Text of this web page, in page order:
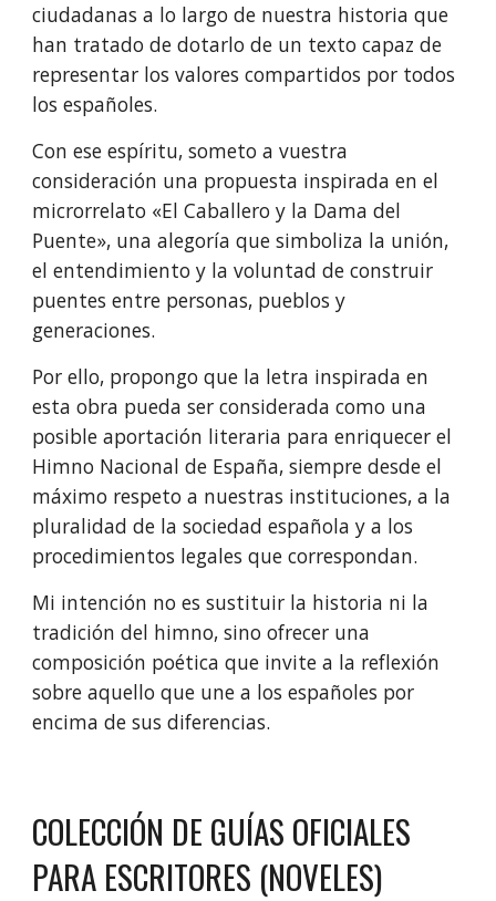
ciudadanas a lo largo de nuestra historia que
han tratado de dotarlo de un texto capaz de
representar los valores compartidos por todos
los españoles.
Con ese espíritu, someto a vuestra
consideración una propuesta inspirada en el
microrrelato «El Caballero y la Dama del
Puente», una alegoría que simboliza la unión,
el entendimiento y la voluntad de construir
puentes entre personas, pueblos y
generaciones.
Por ello, propongo que la letra inspirada en
esta obra pueda ser considerada como una
posible aportación literaria para enriquecer el
Himno Nacional de España, siempre desde el
máximo respeto a nuestras instituciones, a la
pluralidad de la sociedad española y a los
procedimientos legales que correspondan.
Mi intención no es sustituir la historia ni la
tradición del himno, sino ofrecer una
composición poética que invite a la reflexión
sobre aquello que une a los españoles por
encima de sus diferencias.
COLECCIÓN DE GUÍAS OFICIALES
PARA ESCRITORES (NOVELES)